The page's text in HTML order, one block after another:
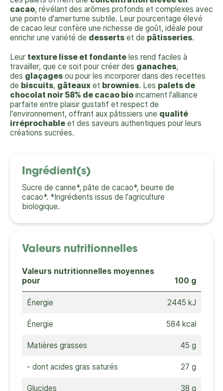
cacao, révélant des arômes profonds et complexes avec
une pointe d'amertume subtile. Leur pourcentage élevé
de cacao leur confère une richesse de goût, idéale pour
enrichir une variété de desserts et de pâtisseries.
Leur texture lisse et fondante les rend faciles à
travailler, que ce soit pour créer des ganaches,
des glaçages ou pour les incorporer dans des recettes
de biscuits, gâteaux et brownies. Les palets de
chocolat noir 58% de cacao bio incarnent l'alliance
parfaite entre plaisir gustatif et respect de
l'environnement, offrant aux pâtissiers une qualité
irréprochable et des saveurs authentiques pour leurs
créations sucrées.
Ingrédient(s)
Sucre de canne*, pâte de cacao*, beurre de
cacao*. *Ingrédients issus de l'agriculture
biologique.
Valeurs nutritionnelles
Valeurs nutritionnelles moyennes
pour
100 g
Énergie 2445 kJ
Énergie 584 kcal
Matières grasses 45 g
- dont acides gras saturés 27 g
Glucides 38 g